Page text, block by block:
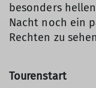
besonders
Nacht noch ein
Rechten zu
Tourenstart